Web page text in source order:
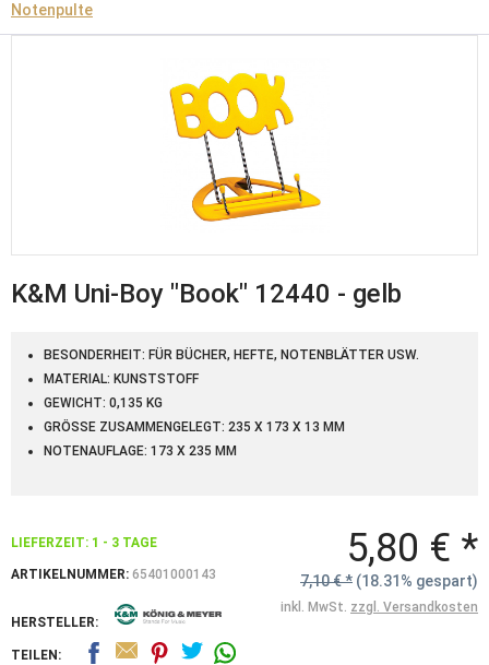
Notenpulte
K&M Uni-Boy "Book" 12440 - gelb
BESONDERHEIT: FÜR BÜCHER, HEFTE, NOTENBLÄTTER USW.
MATERIAL: KUNSTSTOFF
GEWICHT: 0,135 KG
GRÖSSE ZUSAMMENGELEGT: 235 X 173 X 13 MM
NOTENAUFLAGE: 173 X 235 MM
LIEFERZEIT: 1 - 3 TAGE
ARTIKELNUMMER: 65401000143
HERSTELLER:
5,80 € *
7,10 € * (18.31% gespart)
inkl. MwSt. zzgl. Versandkosten
TEILEN: